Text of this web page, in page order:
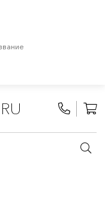
с бортиками